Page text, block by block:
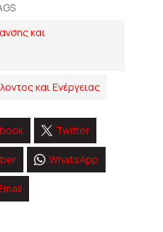
και
και Ενέργειας
Twitter
WhatsApp